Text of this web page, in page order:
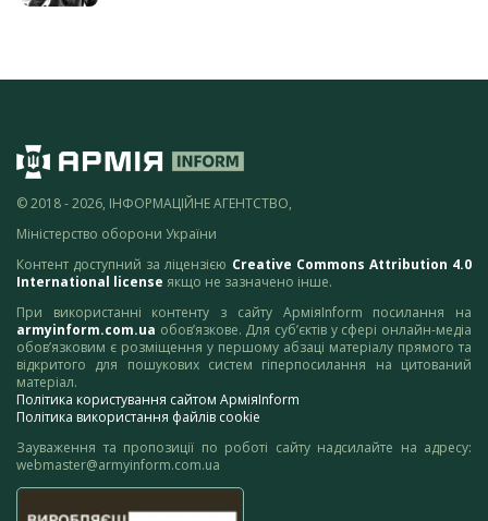
© 2018 - 2026, ІНФОРМАЦІЙНЕ АГЕНТСТВО,
Міністерство оборони України
Контент доступний за ліцензією Creative Commons Attribution 4.0
International license якщо не зазначено інше.
При використанні контенту з сайту АрміяInform посилання на
armyinform.com.ua обов’язкове. Для суб’єктів у сфері онлайн-медіа
обов’язковим є розміщення у першому абзаці матеріалу прямого та
відкритого для пошукових систем гіперпосилання на цитований
матеріал.
Політика користування сайтом АрміяInform
Політика використання файлів cookie
Зауваження та пропозиції по роботі сайту надсилайте на адресу:
webmaster@armyinform.com.ua